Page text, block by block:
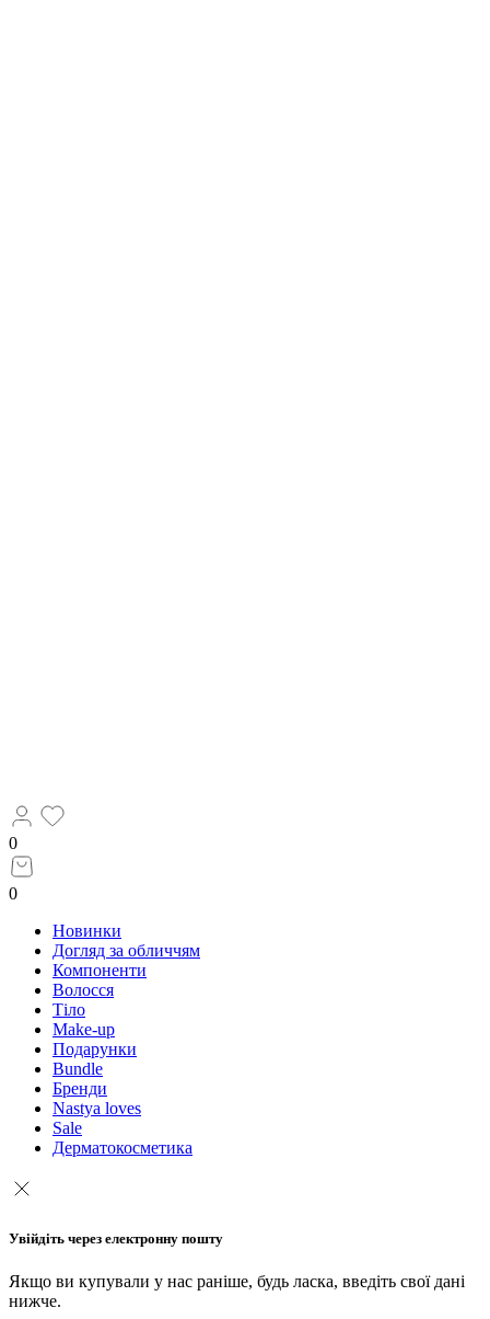
0
0
Новинки
Догляд за обличчям
Компоненти
Волосся
Тіло
Make-up
Подарунки
Bundle
Бренди
Nastya loves
Sale
Дерматокосметика
Увійдіть через електронну пошту
Якщо ви купували у нас раніше, будь ласка, введіть свої дані
нижче.